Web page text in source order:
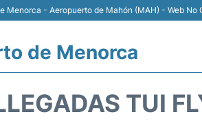
Menorca - Aeropuerto de Mahón (MAH) - Web No
de Menorca
TUI